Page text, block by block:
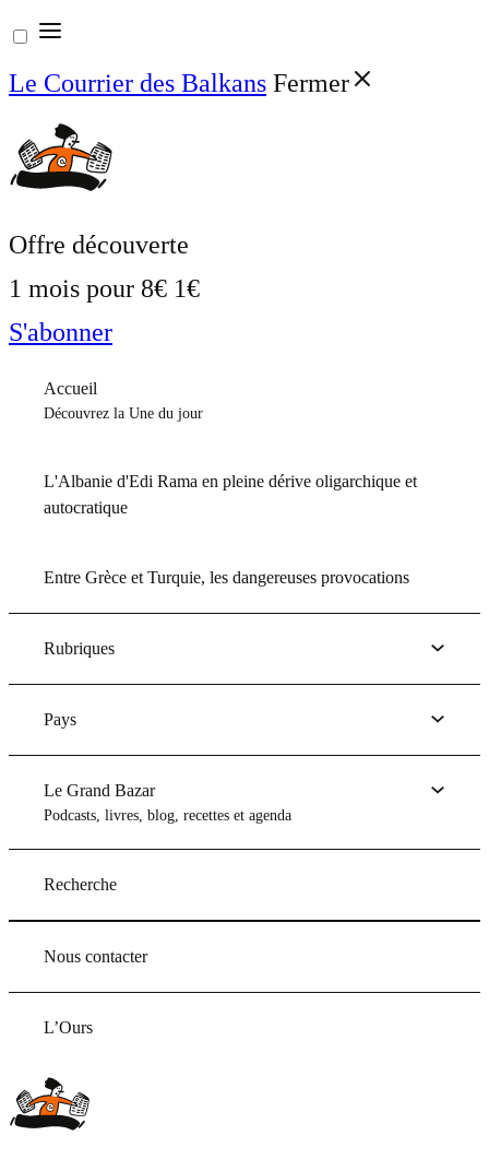
Aller
au
contenu
Le Courrier des Balkans Fermer
Offre découverte
1 mois pour 8€ 1€
S'abonner
Accueil
Découvrez la Une du jour
L'Albanie d'Edi Rama en pleine dérive oligarchique et
autocratique
Entre Grèce et Turquie, les dangereuses provocations
Rubriques
Pays
Le Grand Bazar
Podcasts, livres, blog, recettes et agenda
Recherche
Nous contacter
L’Ours